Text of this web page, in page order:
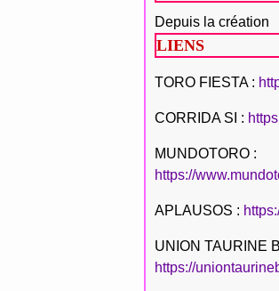
Depuis la création
LIENS
TORO FIESTA :
CORRIDA SI :
MUNDOTORO :
https://
APLAUSOS :
UNION TAURINE
https://